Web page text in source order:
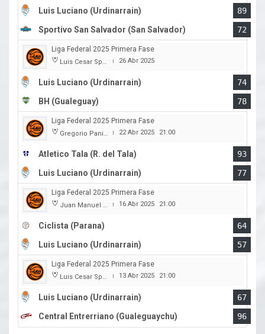
Luis Luciano (Urdinarrain)
89
Sportivo San Salvador (San Salvador)
72
Liga Federal 2025 Primera Fase
Luis Cesar Spiazzi | 26 Abr 2025
Luis Luciano (Urdinarrain)
74
BH (Gualeguay)
78
Liga Federal 2025 Primera Fase
Gregorio Panizza | 22 Abr 2025 21:00
Atletico Tala (R. del Tala)
93
Luis Luciano (Urdinarrain)
77
Liga Federal 2025 Primera Fase
Juan Manuel A. Baglietto | 16 Abr 2025 21:00
Ciclista (Parana)
64
Luis Luciano (Urdinarrain)
57
Liga Federal 2025 Primera Fase
Luis Cesar Spiazzi | 13 Abr 2025 21:00
Luis Luciano (Urdinarrain)
67
Central Entrerriano (Gualeguaychu)
96